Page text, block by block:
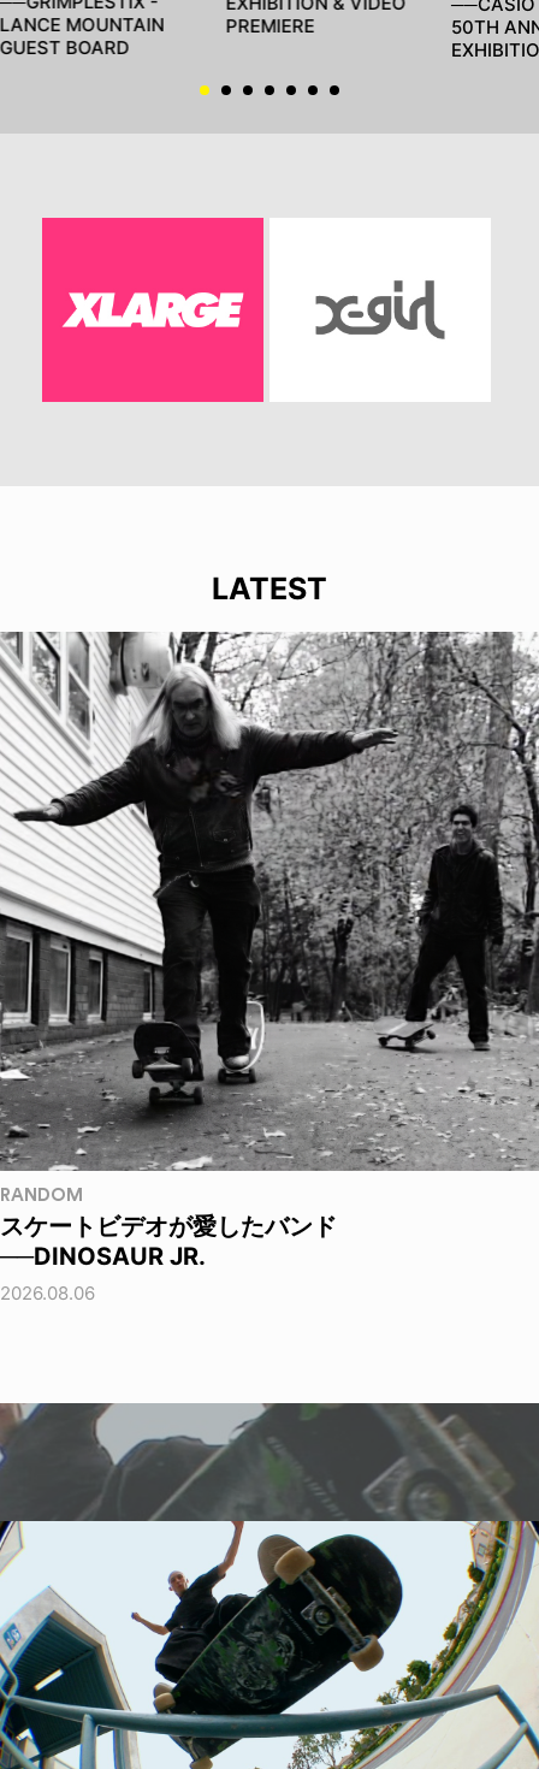
LANCE MOUNTAIN
GUEST BOARD
PREMIERE
50TH
LATEST
RANDOM
スケートビデオが愛したバンド
──DINOSAUR JR.
2026.08.06